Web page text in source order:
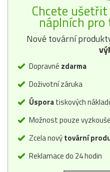
Chcete ušetřit
náplních
Nové tovární
Dopravné zdarma
Doživotní záruka
Úsporatiskových
Možnost pouze
Zcela novýtovární
Reklamace do 24 hodin